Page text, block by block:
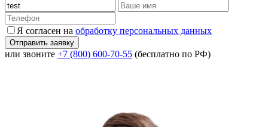
Я согласен на обработку персональных данных
или звоните +7 (800) 600-70-55 (бесплатно по РФ)